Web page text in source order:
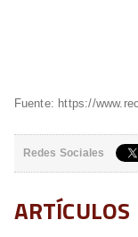
Fuente: https://
Redes Sociales